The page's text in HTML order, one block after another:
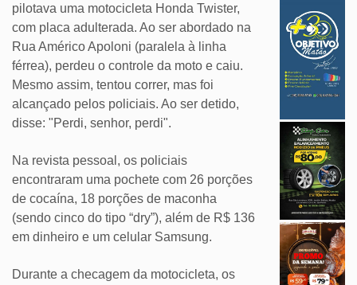
pilotava uma motocicleta Honda Twister,
com placa adulterada. Ao ser abordado na
Rua Américo Apoloni (paralela à linha
férrea), perdeu o controle da moto e caiu.
Mesmo assim, tentou correr, mas foi
alcançado pelos policiais. Ao ser detido,
disse: "Perdi, senhor, perdi".
Na revista pessoal, os policiais
encontraram uma pochete com 26 porções
de cocaína, 18 porções de maconha
(sendo cinco do tipo “dry”), além de R$ 136
em dinheiro e um celular Samsung.
Durante a checagem da motocicleta, os